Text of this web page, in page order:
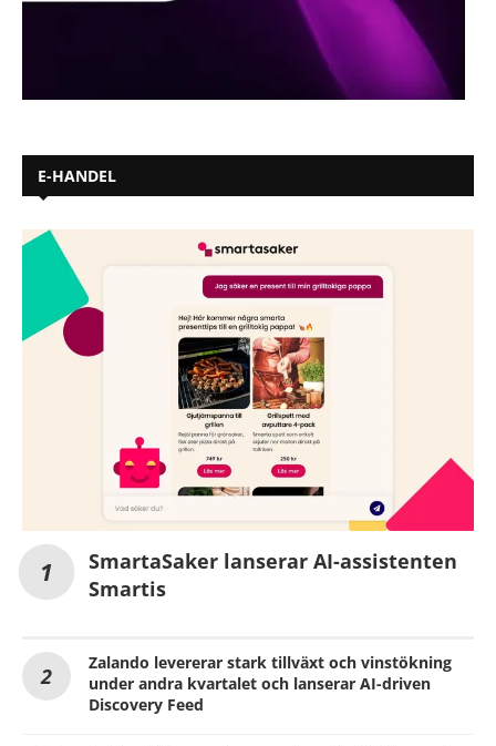
E-HANDEL
SmartaSaker lanserar AI-assistenten
Smartis
Zalando levererar stark tillväxt och vinstökning
under andra kvartalet och lanserar AI-driven
Discovery Feed